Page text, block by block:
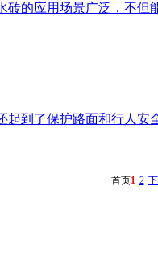
的应用场景广泛，不
到了保护路面和行人
首页1 2